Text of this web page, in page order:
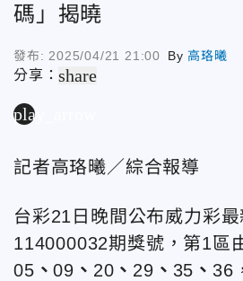
碼」揭曉
發布: 2025/04/21 21:00 By高珞曦
分享：share
play_arrow
記者高珞曦／綜合報導
台彩21日晚間公布威力彩
114000032期獎號，第1區
05 、09 、 20 、 29 、 35 、 36